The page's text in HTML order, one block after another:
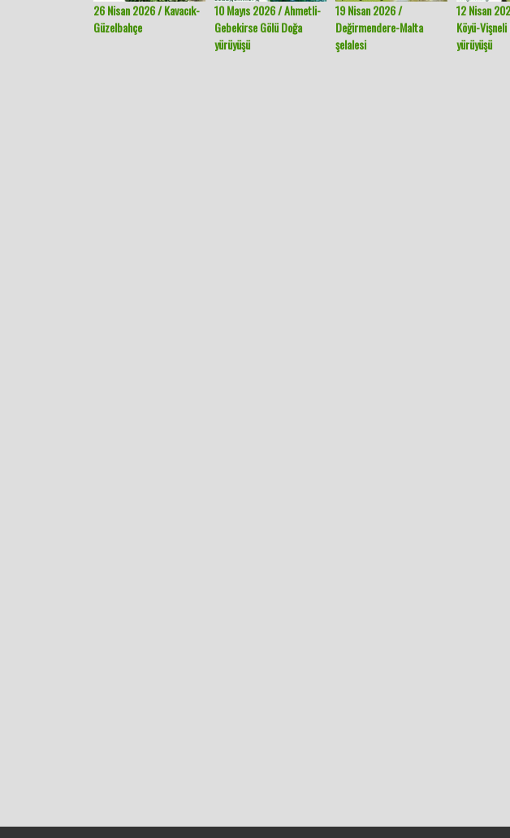
26 Nisan 2026 / Kavacık-
Güzelbahçe
10 Mayıs 2026 / Ahmetli-
Gebekirse Gölü Doğa
yürüyüşü
19 Nisan 2026 /
Değirmendere-Malta
şelalesi
12 Nisan
Köyü-Vişneli
yürüyüşü